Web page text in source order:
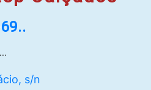
6451
s/n